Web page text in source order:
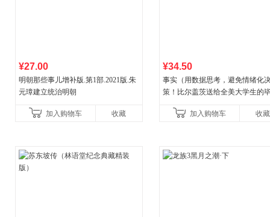
¥27.00
明朝那些事儿增补版.第1部.2021版.朱
元璋建立统治明朝
加入购物车 收藏
¥34.50
事实（用数据思考，避免情绪化
策！比尔盖茨送给全美大学生的
书！）读客经管文库
加入购物车 收藏